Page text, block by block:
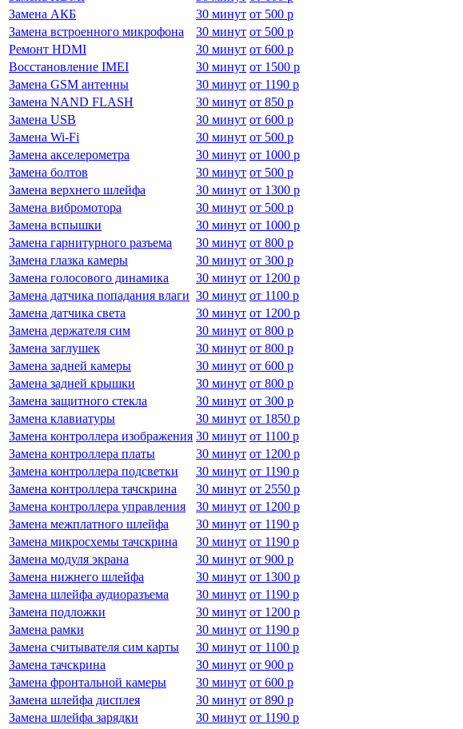
Замена АКБ
30 минут от 500 р
Замена встроенного микрофона
30 минут от 500 р
Ремонт HDMI
30 минут от 600 р
Восстановление IMEI
30 минут от 1500 р
Замена GSM антенны
30 минут от 1190 р
Замена NAND FLASH
30 минут от 850 р
Замена USB
30 минут от 600 р
Замена Wi-Fi
30 минут от 500 р
Замена акселерометра
30 минут от 1000 р
Замена болтов
30 минут от 500 р
Замена верхнего шлейфа
30 минут от 1300 р
Замена вибромотора
30 минут от 500 р
Замена вспышки
30 минут от 1000 р
Замена гарнитурного разъема
30 минут от 800 р
Замена глазка камеры
30 минут от 300 р
Замена голосового динамика
30 минут от 1200 р
Замена датчика попадания влаги 30 минут от 1100 р
Замена датчика света
30 минут от 1200 р
Замена держателя сим
30 минут от 800 р
Замена заглушек
30 минут от 800 р
Замена задней камеры
30 минут от 600 р
Замена задней крышки
30 минут от 800 р
Замена защитного стекла
30 минут от 300 р
Замена клавиатуры
30 минут от 1850 р
Замена контроллера изображения 30 минут от 1100 р
Замена контроллера платы
30 минут от 1200 р
Замена контроллера подсветки
30 минут от 1190 р
Замена контроллера тачскрина
30 минут от 2550 р
Замена контроллера управления
30 минут от 1200 р
Замена межплатного шлейфа
30 минут от 1190 р
Замена микросхемы тачскрина
30 минут от 1190 р
Замена модуля экрана
30 минут от 900 р
Замена нижнего шлейфа
30 минут от 1300 р
Замена шлейфа аудиоразъема
30 минут от 1190 р
Замена подложки
30 минут от 1200 р
Замена рамки
30 минут от 1190 р
Замена считывателя сим карты
30 минут от 1100 р
Замена тачскрина
30 минут от 900 р
Замена фронтальной камеры
30 минут от 600 р
Замена шлейфа дисплея
30 минут от 890 р
Замена шлейфа зарядки
30 минут от 1190 р